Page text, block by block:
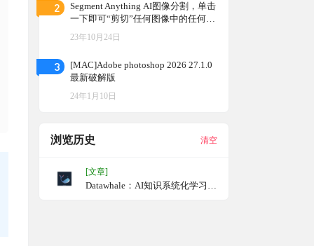
2
Segment Anything AI图像分割，单击
一下即可“剪切”任何图像中的任何对
象
23年10月24日
3
[MAC]Adobe photoshop 2026 27.1.0
最新破解版
24年1月10日
浏览历史 清空
[文章]
Datawhale：AI知识系统化学习网